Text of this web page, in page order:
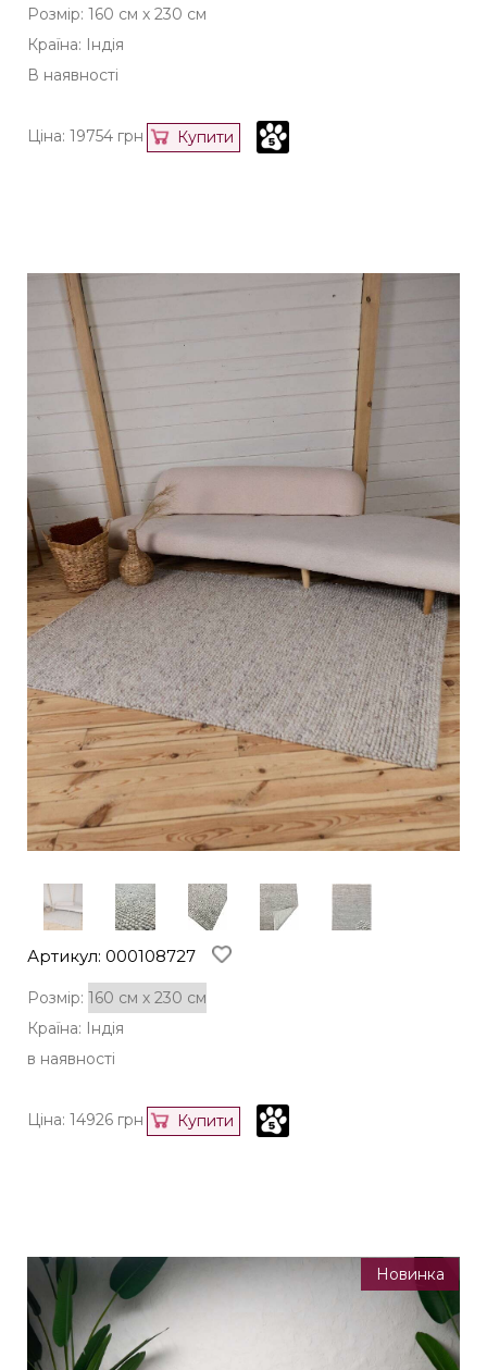
Розмір: 160 см х 230 см
Країна: Індія
В наявності
Ціна: 19754 грн Купити
Артикул: 000108727
Розмір:
Країна: Індія
в наявності
Ціна: 14926 грн Купити
Новинка